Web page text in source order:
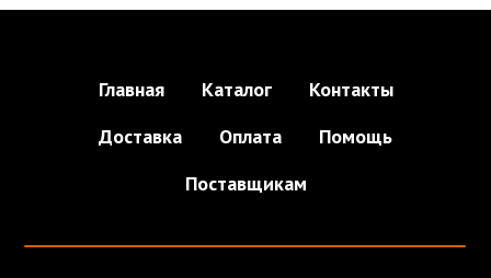
Главная Каталог
Контакты
Доставка
Оплата
Помощь
Поставщикам